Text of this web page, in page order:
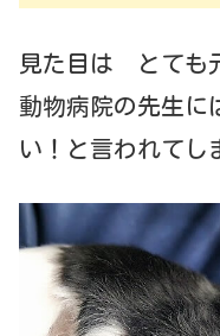
見た目は とても
動物病院の先生
い！と言われて